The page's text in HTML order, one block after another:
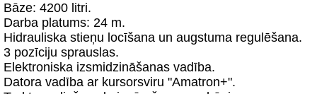
Bāze: 4200 litri.
Darba platums: 24 m.
Hidrauliska stieņu locīšana un augstuma regulēšana.
3 pozīciju sprauslas.
Elektroniska izsmidzināšanas vadība.
Datora vadība ar kursorsviru "Amatron+".